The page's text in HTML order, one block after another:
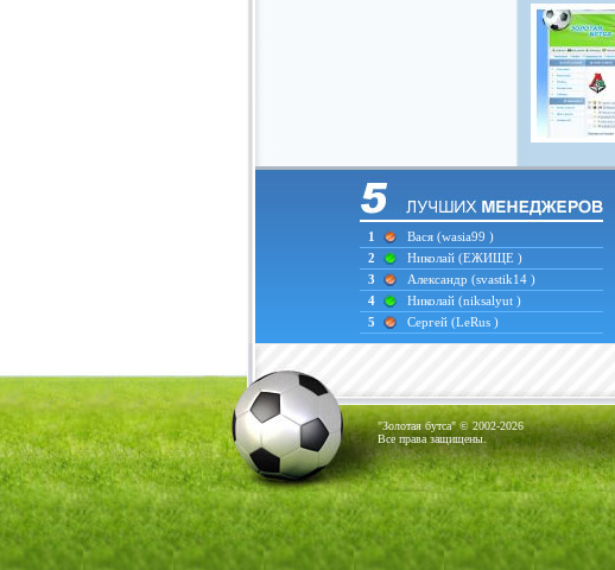
1 Вася (wasia99 )
2
Николай (ЕЖИЩЕ )
3
Александр (svastik14 )
4
Николай (niksalyut )
5
Сергей (LeRus )
"Золотая бутса" © 2002-2026
Все права защищены.